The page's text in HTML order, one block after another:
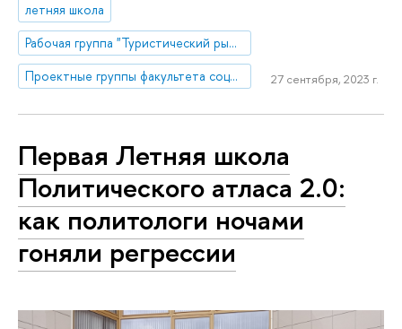
летняя школа
Рабочая группа "Туристический рынок в меняющейся социальной реальности: направления развития, участники, методы изучения"
Проектные группы факультета социальных наук
27 сентября, 2023 г.
Первая Летняя школа
Политического атласа 2.0:
как политологи ночами
гоняли регрессии